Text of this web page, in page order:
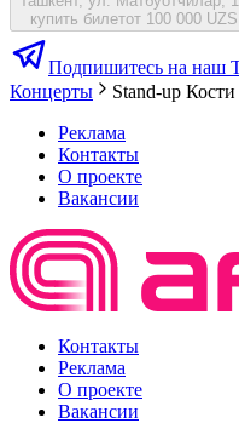
купить билетот 100 000 UZS
Подпишитесь на наш
Концерты
Stand-up
Реклама
Контакты
О проекте
Вакансии
Контакты
Реклама
О проекте
Вакансии